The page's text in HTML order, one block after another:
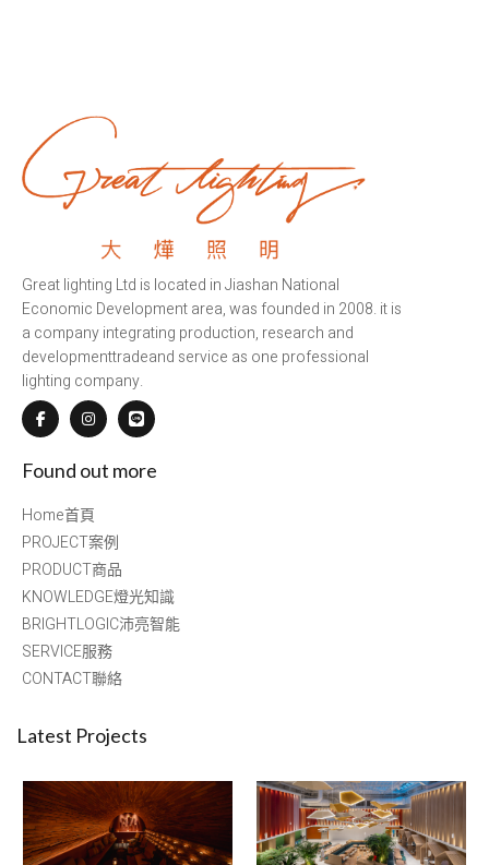
Great lighting Ltd is located in Jiashan National
Economic Development area, was founded in 2008. it is
a company integrating production, research and
developmenttradeand service as one professional
lighting company.
Found out more
Home首頁
PROJECT案例
PRODUCT商品
KNOWLEDGE燈光知識
BRIGHTLOGIC沛亮智能
SERVICE服務
CONTACT聯絡
Latest Projects